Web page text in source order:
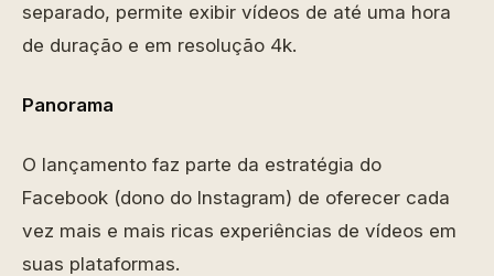
separado, permite exibir vídeos de até uma hora
de duração e em resolução 4k.
Panorama
O lançamento faz parte da estratégia do
Facebook (dono do Instagram) de oferecer cada
vez mais e mais ricas experiências de vídeos em
suas plataformas.